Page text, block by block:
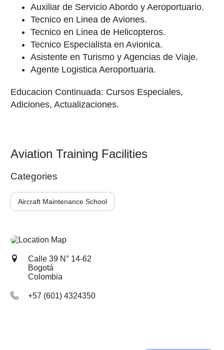
Auxiliar de Servicio Abordo y Aeroportuario.
Tecnico en Linea de Aviones.
Tecnico en Linea de Helicopteros.
Tecnico Especialista en Avionica.
Asistente en Turismo y Agencias de Viaje.
Agente Logistica Aeroportuaria.
Educacion Continuada: Cursos Especiales,
Adiciones, Actualizaciones.
Aviation Training Facilities
Categories
Aircraft Maintenance School
Calle 39 N° 14-62
Bogotá
Colombia
+57 (601) 4324350